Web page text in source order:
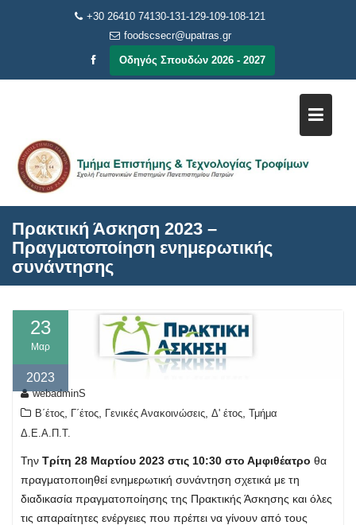
+30 26410 74130-131-129-109-108-121
foodscsecr@upatras.gr
Οδηγός Σπουδών 2026 - 2027
Πρακτική Άσκηση 2023 –
Πραγματοποίηση ενημερωτικής
συνάντησης
23
Μαρ
2023
webadminS
Β΄έτος
Γ΄έτος Γενικές Ανακοινώσεις Δ' έτος Τμήμα
Δ.Ε.Α.Π.Τ.
Την Τρίτη 28 Μαρτίου 2023 στις 10:30 στο Αμφιθέατρο θα
πραγματοποιηθεί ενημερωτική συνάντηση σχετικά με τη
διαδικασία πραγματοποίησης της Πρακτικής Άσκησης και όλες
τις απαραίτητες ενέργειες που πρέπει να γίνουν από τους